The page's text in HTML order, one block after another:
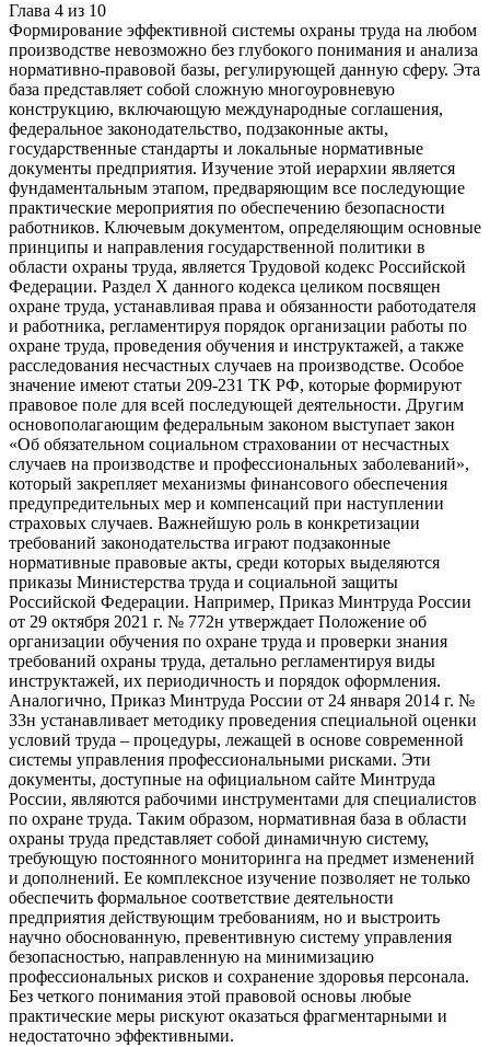
Глава 4 из 10
Формирование эффективной системы охраны труда на любом
производстве невозможно без глубокого понимания и анализа
нормативно-правовой базы, регулирующей данную сферу. Эта
база представляет собой сложную многоуровневую
конструкцию, включающую международные соглашения,
федеральное законодательство, подзаконные акты,
государственные стандарты и локальные нормативные
документы предприятия. Изучение этой иерархии является
фундаментальным этапом, предваряющим все последующие
практические мероприятия по обеспечению безопасности
работников. Ключевым документом, определяющим основные
принципы и направления государственной политики в
области охраны труда, является Трудовой кодекс Российской
Федерации. Раздел X данного кодекса целиком посвящен
охране труда, устанавливая права и обязанности работодателя
и работника, регламентируя порядок организации работы по
охране труда, проведения обучения и инструктажей, а также
расследования несчастных случаев на производстве. Особое
значение имеют статьи 209-231 ТК РФ, которые формируют
правовое поле для всей последующей деятельности. Другим
основополагающим федеральным законом выступает закон
«Об обязательном социальном страховании от несчастных
случаев на производстве и профессиональных заболеваний»,
который закрепляет механизмы финансового обеспечения
предупредительных мер и компенсаций при наступлении
страховых случаев. Важнейшую роль в конкретизации
требований законодательства играют подзаконные
нормативные правовые акты, среди которых выделяются
приказы Министерства труда и социальной защиты
Российской Федерации. Например, Приказ Минтруда России
от 29 октября 2021 г. № 772н утверждает Положение об
организации обучения по охране труда и проверки знания
требований охраны труда, детально регламентируя виды
инструктажей, их периодичность и порядок оформления.
Аналогично, Приказ Минтруда России от 24 января 2014 г. №
33н устанавливает методику проведения специальной оценки
условий труда – процедуры, лежащей в основе современной
системы управления профессиональными рисками. Эти
документы, доступные на официальном сайте Минтруда
России, являются рабочими инструментами для специалистов
по охране труда. Таким образом, нормативная база в области
охраны труда представляет собой динамичную систему,
требующую постоянного мониторинга на предмет изменений
и дополнений. Ее комплексное изучение позволяет не только
обеспечить формальное соответствие деятельности
предприятия действующим требованиям, но и выстроить
научно обоснованную, превентивную систему управления
безопасностью, направленную на минимизацию
профессиональных рисков и сохранение здоровья персонала.
Без четкого понимания этой правовой основы любые
практические меры рискуют оказаться фрагментарными и
недостаточно эффективными.